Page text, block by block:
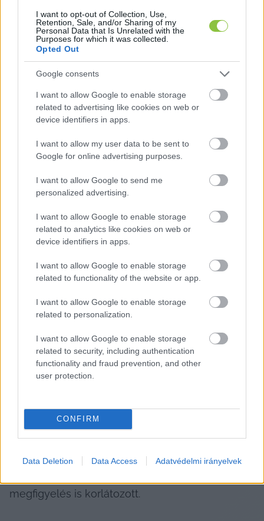
I want to opt-out of Collection, Use,
Retention, Sale, and/or Sharing of my
Personal Data that Is Unrelated with the
Purposes for which it was collected.
Opted Out
Google consents
I want to allow Google to enable storage
related to advertising like cookies on web or
device identifiers in apps.
I want to allow my user data to be sent to
Google for online advertising purposes.
I want to allow Google to send me
personalized advertising.
I want to allow Google to enable storage
related to analytics like cookies on web or
device identifiers in apps.
I want to allow Google to enable storage
related to functionality of the website or app.
I want to allow Google to enable storage
related to personalization.
I want to allow Google to enable storage
related to security, including authentication
functionality and fraud prevention, and other
user protection.
CONFIRM
Data Deletion Data Access Adatvédelmi irányelvek
is megerősítettek. Eszerint a vihar egy kétcellás
zivatargóc részeként érte el Soltvadkertet. A
második, erősebb cella volt felelős a szélviharért
és a jégesőért. A rendszer gyorsan mozgott
észak felé, de hasonló mértékű károkról más
területekről nem érkezett jelentés.
Magyarországon évente átlagosan mintegy 70
szupercella képződik, bár ez a szám évről évre
csak 10–20 százalékában alakul ki, ám a
vagy a zivataros kifutószél mentén keletkező
kisebb forgószelek (gustnadók) önmagukban is
adatok alapján ezúttal Soltvadkertet
tanulmány teljes terjedelemben elérhető a
Kiszolgáltatottak vagyunk a Homokhátságon
meteorológiai megfigyelőrendszerek nem
mindig képesek időben észlelni a helyi, intenzív
időjárási jelenségeket. A tornádók előrejelzése
és észlelése továbbra is kihívást jelent,
megfigyelés is korlátozott.